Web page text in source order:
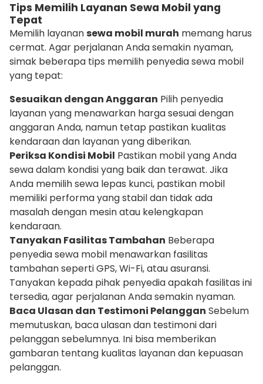
Tips Memilih Layanan Sewa Mobil yang
Tepat
Memilih layanansewa mobil murah memang harus
cermat. Agar perjalanan Anda semakin nyaman,
simak beberapa tips memilih penyedia sewa mobil
yang tepat:
Sesuaikan dengan Anggaran Pilih penyedia
layanan yang menawarkan harga sesuai dengan
anggaran Anda, namun tetap pastikan kualitas
kendaraan dan layanan yang diberikan.
Periksa Kondisi Mobil Pastikan mobil yang Anda
sewa dalam kondisi yang baik dan terawat. Jika
Anda memilih sewa lepas kunci, pastikan mobil
memiliki performa yang stabil dan tidak ada
masalah dengan mesin atau kelengkapan
kendaraan.
Tanyakan Fasilitas Tambahan Beberapa
penyedia sewa mobil menawarkan fasilitas
tambahan seperti GPS, Wi-Fi, atau asuransi.
Tanyakan kepada pihak penyedia apakah fasilitas ini
tersedia, agar perjalanan Anda semakin nyaman.
Baca Ulasan dan Testimoni Pelanggan Sebelum
memutuskan, baca ulasan dan testimoni dari
pelanggan sebelumnya. Ini bisa memberikan
gambaran tentang kualitas layanan dan kepuasan
pelanggan.